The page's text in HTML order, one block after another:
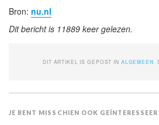
Bron: nu.nl
Dit bericht is 11889 keer gelezen.
DIT ARTIKEL IS GEPOST IN ALGEMEEN
JE BENT MISSCHIEN OOK